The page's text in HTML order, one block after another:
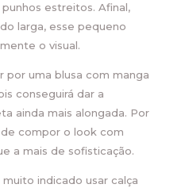
estreitos. Afinal,
larga, esse pequeno
o visual.
por uma blusa com manga
conseguirá dar a
ainda mais alongada. Por
compor o look com
a mais de sofisticação.
indicado usar calça